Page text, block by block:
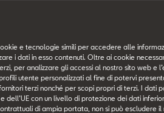
sostenibilità, i veicoli ibridi si
termini di consumi e prestazioni. In
puntando all’innovazione e
e tecnologie simili per accedere alle
i dati in esso contenuti. Oltre ai cookie
per analizzare gli accessi al nostro sito web e
utente personalizzati al fine di potervi
terzi nonché per scopi propri di terzi. I dati
dell’UE con un livello di protezione dei dati
di ampia portata, non si può escludere il